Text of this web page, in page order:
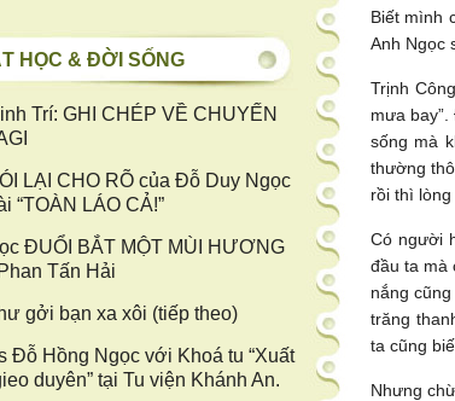
Biết mình
Anh Ngọc
Trịnh
mưa
sống mà
thường
rồi thì lòng
Có người
đầu ta mà
nắng
trăng
ta cũng
Nhưng
HỌC & ĐỜI SỐNG
Trí: GHI CHÉP VỀ CHUYẾN
LẠI CHO RÕ của Đỗ Duy Ngọc
“TOÀN LÁO CẢ!”
ĐUỔI BẮT MỘT MÙI HƯƠNG
Tấn Hải
gởi bạn xa xôi (tiếp theo)
Đỗ Hồng Ngọc với Khoá tu “Xuất
duyên” tại Tu viện Khánh An.